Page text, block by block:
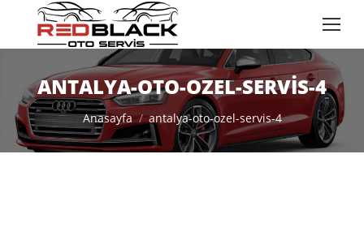
ANTALYA-OTO-OZEL-SERVIS-4
You are here:
Anasayfa antalya-oto-ozel-servis-4